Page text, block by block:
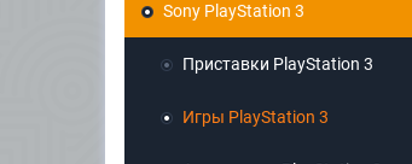
Sony PlayStation 3
Приставки PlayStation 3
Игры PlayStation 3